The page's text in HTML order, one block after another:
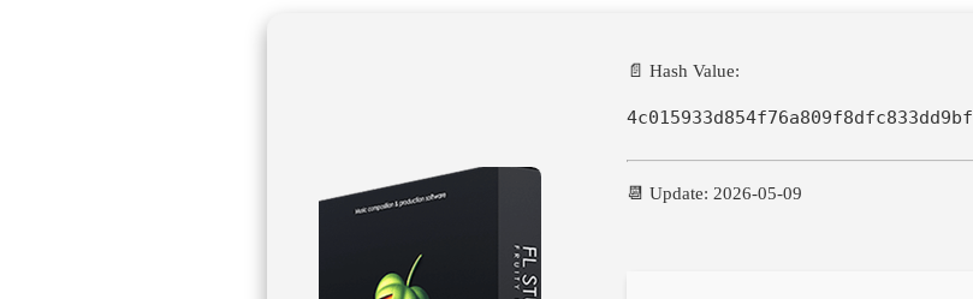
📄 Hash Value:
4c015933d854f76a809f8dfc833dd9bf
📆 Update: 2026-05-09